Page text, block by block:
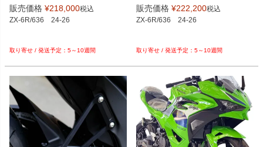
販売価格 ¥218,000税込
ZX-6R/636　24-26
5～10週間
販売価格 ¥222,200税込
ZX-6R/636　24-26
5～10週間